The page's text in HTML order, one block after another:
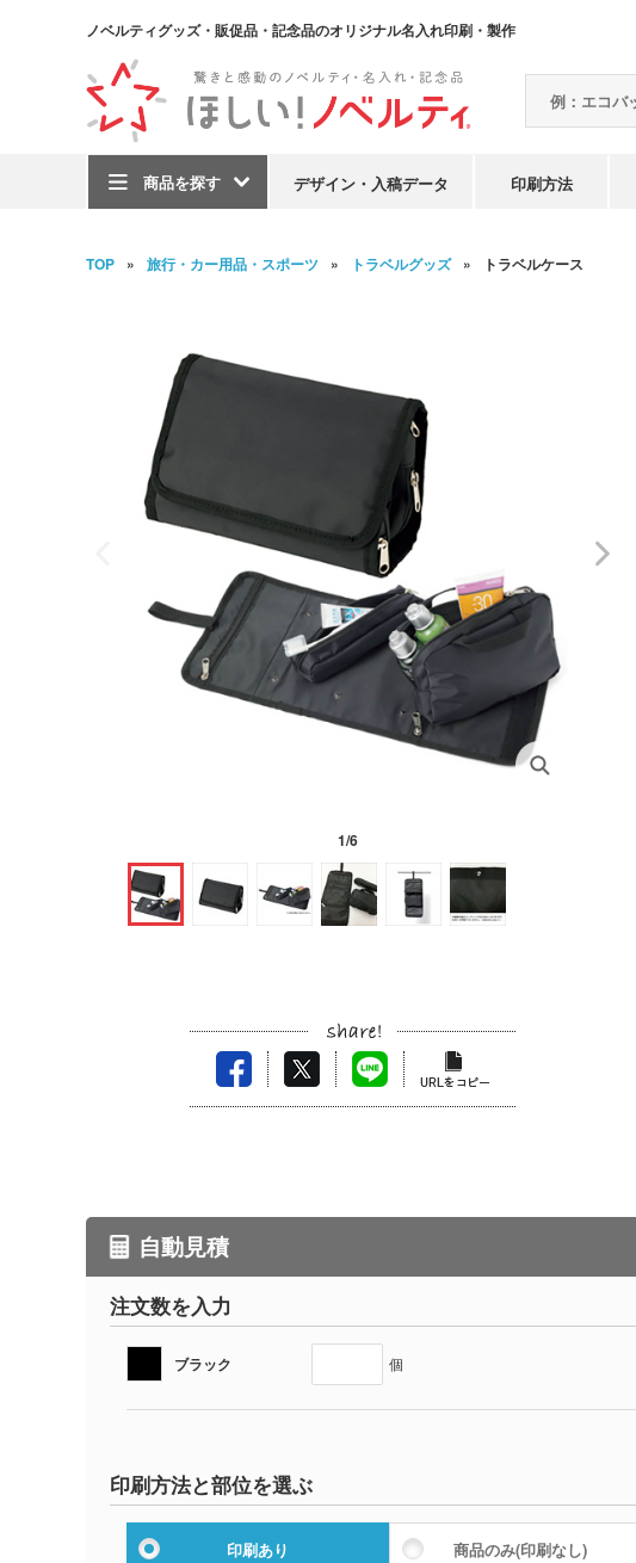
ノベルティグッズ・販促品・記念品のオリジナル名入れ印刷・製作
商品を探す デザイン・入稿データ 印刷方法
TOP 旅行・カー用品・スポーツ トラベルグッズ トラベルケース
1/6
自動見積
注文数を入力
ブラック 個
印刷方法と部位を選ぶ
印刷あり 商品のみ(印刷なし)